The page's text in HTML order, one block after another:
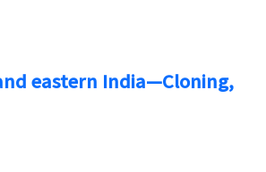
eastern India—Cloning,